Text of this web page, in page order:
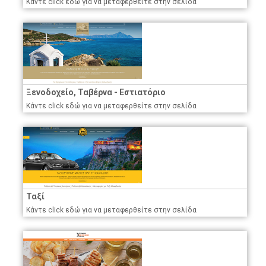
Ξενοδοχείο, Ταβέρνα - Εστιατόριο
Κάντε click εδώ για να μεταφερθείτε στην σελίδα
Ταξί
Κάντε click εδώ για να μεταφερθείτε στην σελίδα